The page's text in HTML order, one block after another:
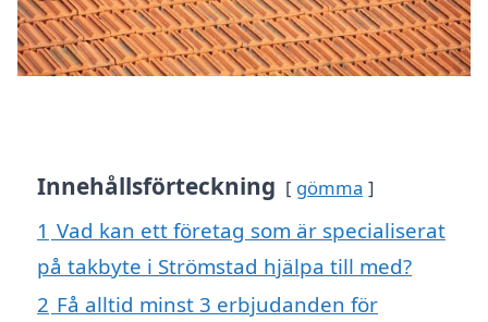
Innehållsförteckning gömma
1 Vad kan ett företag som är specialiserat
på takbyte i Strömstad hjälpa till med?
2 Få alltid minst 3 erbjudanden för